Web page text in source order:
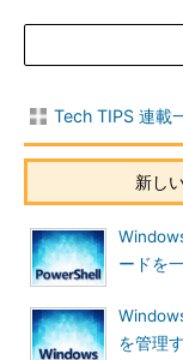
Tech TIPS 連載
新し
ードを
を管理